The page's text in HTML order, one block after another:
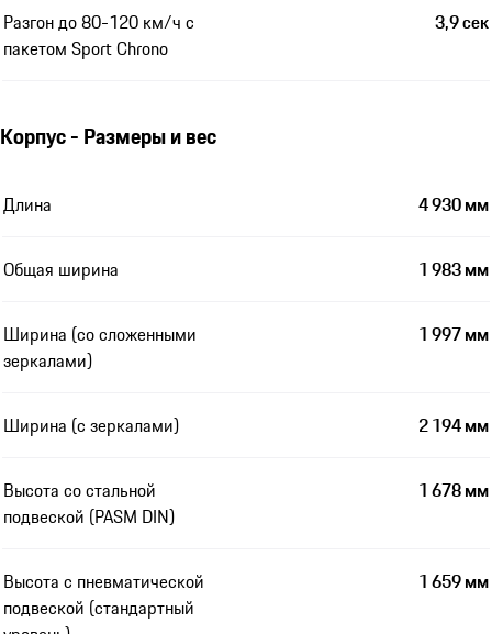
Разгон до 80-120 км/ч с
пакетом Sport Chrono
3,9 сек
Корпус - Размеры и вес
Длина 4 930 мм
Общая ширина 1 983 мм
Ширина (со сложенными
зеркалами)
1 997 мм
Ширина (с зеркалами) 2 194 мм
Высота со стальной
подвеской (PASM DIN)
1 678 мм
Высота с пневматической
подвеской (стандартный
1 659 мм